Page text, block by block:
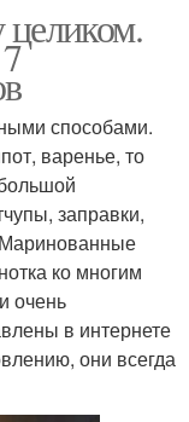
способами.
варенье, то
заправки,
ко многим
очень
в интернете
они всегда